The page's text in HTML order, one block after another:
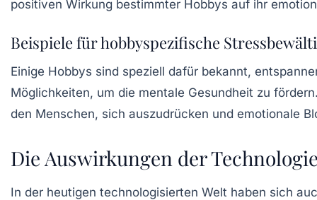
positiven Wirkung bestimmter Hobbys auf ihr
Beispiele für hobbyspezifische
Einige Hobbys sind speziell dafür bekannt,
Möglichkeiten, um die mentale Gesundheit zu
den Menschen, sich auszudrücken und emotionale
Die Auswirkungen der
In der heutigen technologisierten Welt haben sich